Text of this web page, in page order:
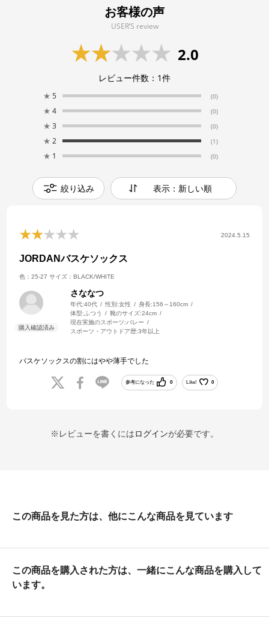
お客様の声
USER’S review
2.0
レビュー件数： 1件
★ 5 (0)
★ 4 (0)
★ 3 (0)
★ 2 (1)
★ 1 (0)
絞り込み 表示：新しい順
2024.5.15
JORDANバスケソックス
色：25-27 サイズ：BLACK/WHITE
さななつ
年代:40代 性別:女性 身長:156～160cm
体型: ふつう 靴のサイズ:24cm
現在実施のスポーツ:バレー
スポーツ・アウトドア歴:3年以上
バスケソックスの割にはやや薄手でした
参考になった 0 Like! 0
※レビューを書くにはログインが必要です。
この商品を見た方は、他にこんな商品を見ています
この商品を購入された方は、一緒にこんな商品を購入して
います。